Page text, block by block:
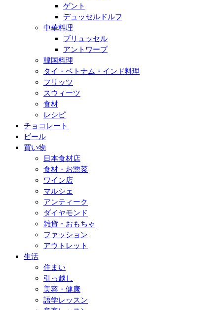
ゲント
デュッセルドルフ
中華料理
ブリュッセル
アントワープ
韓国料理
タイ・ベトナム・インド料理
フリッツ
スウィーツ
食材
レシピ
チョコレート
ビール
買い物
日本食材店
食材・お惣菜
ワイン店
マルシェ
アンティーク
ダイヤモンド
雑貨・おもちゃ
ファッション
アウトレット
生活
住まい
引っ越し
美容・健康
語学レッスン